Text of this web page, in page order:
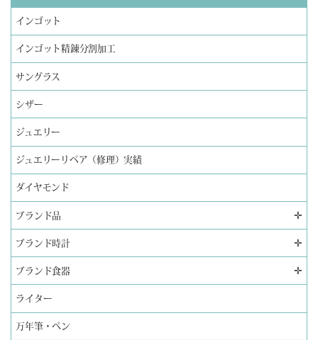
インゴット
インゴット精錬分割加工
サングラス
シザー
ジュエリー
ジュエリーリペア（修理）実績
ダイヤモンド
ブランド品 ✛
ブランド時計 ✛
ブランド食器 ✛
ライター
万年筆・ペン